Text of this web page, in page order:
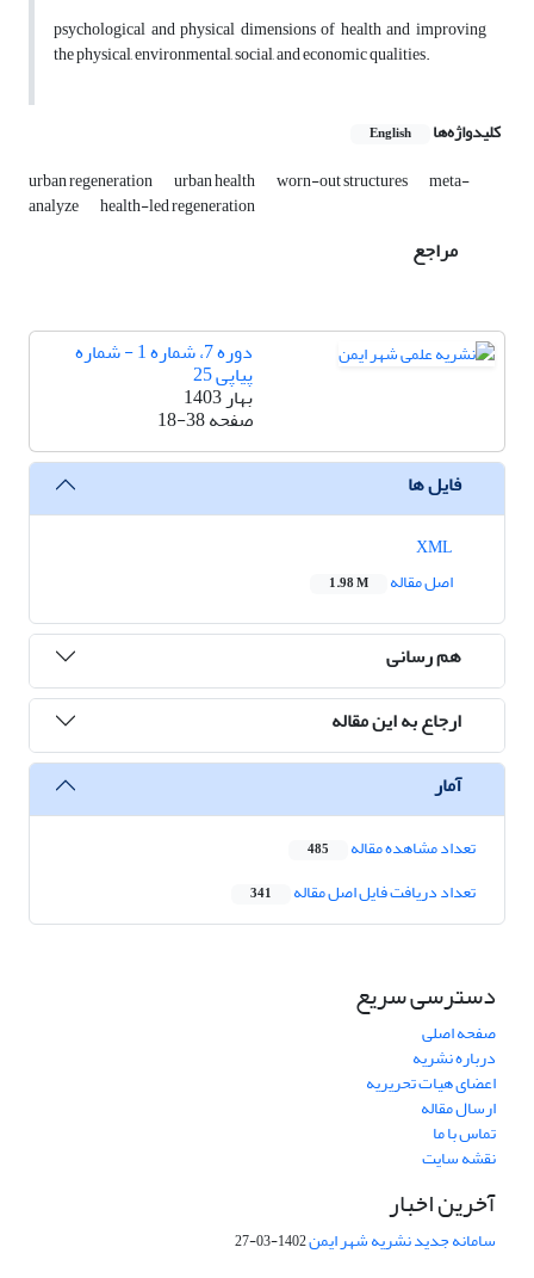
psychological and physical dimensions of health and improving
the physical, environmental, social, and economic qualities.
کلیدواژه‌ها English
urban regeneration urban health worn-out structures meta-
analyze health-led regeneration
مراجع
دوره 7، شماره 1 - شماره
پیاپی 25
بهار 1403
صفحه18-38
فایل ها
اصل مقاله
1.98 M
هم رسانی
ارجاع به این مقاله
آمار
تعداد مشاهده مقاله 485
تعداد دریافت فایل اصل مقاله 341
دسترسی سریع
صفحه اصلی
درباره نشریه
اعضای هیات تحریریه
ارسال مقاله
تماس با ما
نقشه سایت
آخرین اخبار
سامانه جدید نشریه شهر ایمن1402-03-27